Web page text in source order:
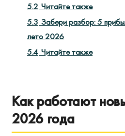
5.2 Читайте также
5.3 Забери разбор: 5
лето 2026
5.4 Читайте также
Как работают
2026 года